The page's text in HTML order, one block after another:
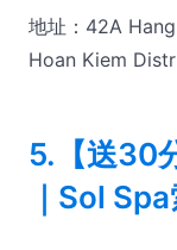
地址：42A
Hoan Kiem
5.【送30
｜Sol